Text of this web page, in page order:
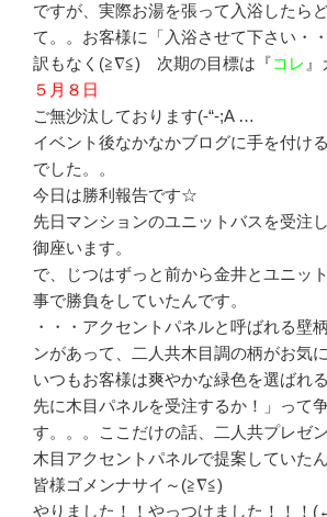
ですが、実際お湯を張って入浴したら
て。。お客様に「入浴させて下さい・
訳もなく(≧∇≦) 次期の目標は『コレ
５月８日
ご無沙汰しております(-“-;A …
イベント後なかなかブログに手を付け
でした。。
今日は勝利報告です☆
先日マンションのユニットバスを受注
御座います。
で、じつはずっと前から金井とユニッ
事で勝負をしていたんです。
・・・アクセントパネルと呼ばれる壁
ンがあって、二人共木目調の柄がお気
いつもお客様は爽やかな緑色を選ばれ
先に木目パネルを受注するか！」って
す。。。ここだけの話、二人共プレゼ
木目アクセントパネルで提案していた
皆様ゴメンナサイ～(≧∇≦)
やりました！！やっつけました！！！